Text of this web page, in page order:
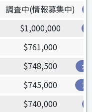
調査中(情報募集中)
$1,000,000
$761,000
$748,500 ガ
$745,000 ア
$740,000